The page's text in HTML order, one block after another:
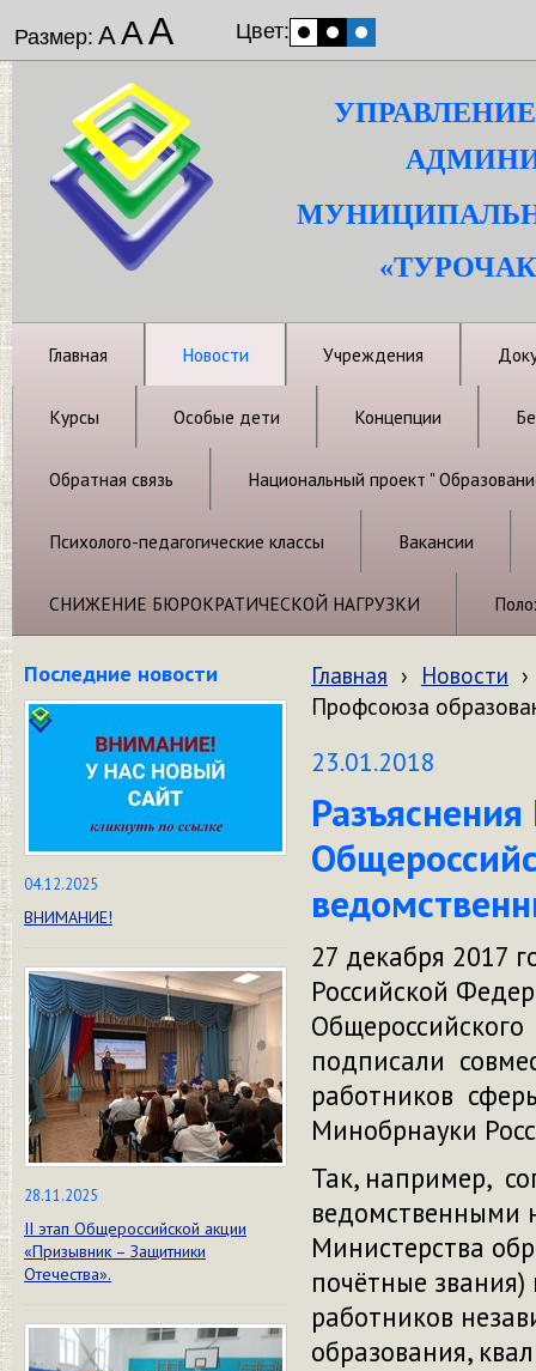
Размер: ААА Цвет:
Главная Новости Учреждения
Курсы Особые дети Концепции
Обратная связь Национальный проект "
Психолого-педагогические классы Вакансии
СНИЖЕНИЕ БЮРОКРАТИЧЕСКОЙ НАГРУЗКИ
Последние новости
04.12.2025
ВНИМАНИЕ!
28.11.2025
II этап Общероссийской акции
«Призывник – Защитники
Отечества».
Главная › Новости ›
Профсоюза
23.01.2018
27 декабря 2017
Российской
подписали
работников
Минобрнауки
Так, например,
ведомственными
Министерства
почётные
работников
образования,